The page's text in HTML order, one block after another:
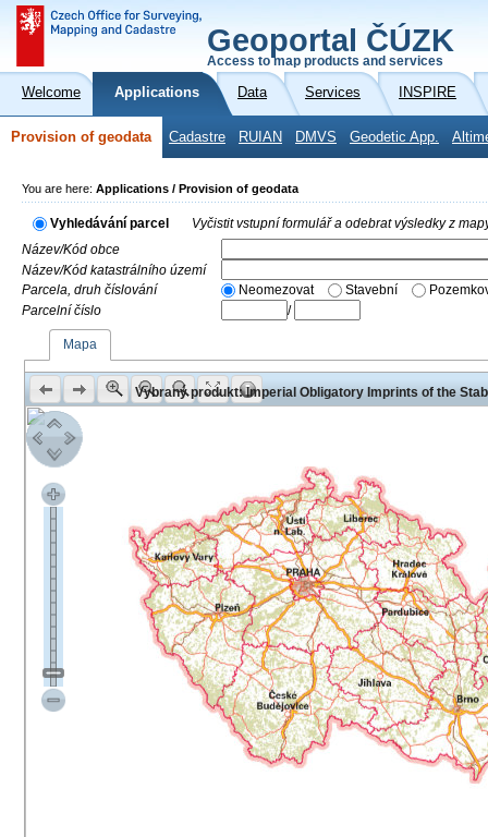
Geoportal ČÚZK
Access to map products and services
Welcome Applications Data Services INSPIRE
Provision of geodata Cadastre RUIAN DMVS Geodetic App.
You are here: Applications / Provision of geodata
Vyhledávání parcel
Vyčistit vstupní formulář a odebrat výsledky z
Název/Kód obce
Název/Kód katastrálního území
Parcela, druh číslování
Neomezovat Stavební
Parcelní číslo
/
Mapa
Vybraný produkt: Imperial Obligatory Imprints of the